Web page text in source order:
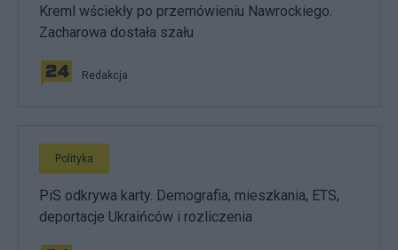
Kreml wściekły po przemówieniu Nawrockiego.
Zacharowa dostała szału
Redakcja
Polityka
PiS odkrywa karty. Demografia, mieszkania, ETS,
deportacje Ukraińców i rozliczenia